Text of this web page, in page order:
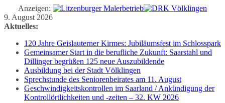
Anzeigen:
Zum
Inhalt
9. August 2026
Aktuelles:
120 Jahre Geislauterner Kirmes: Jubiläumsfest im Schlosspark
Gemeinsamer Start in die berufliche Zukunft: Saarstahl und
Dillinger begrüßen 125 neue Auszubildende
Ausbildung bei der Stadt Völklingen
Sprechstunde des Seniorenbeirates am 11. August
Geschwindigkeitskontrollen im Saarland / Ankündigung der
Kontrollörtlichkeiten und -zeiten – 32. KW 2026